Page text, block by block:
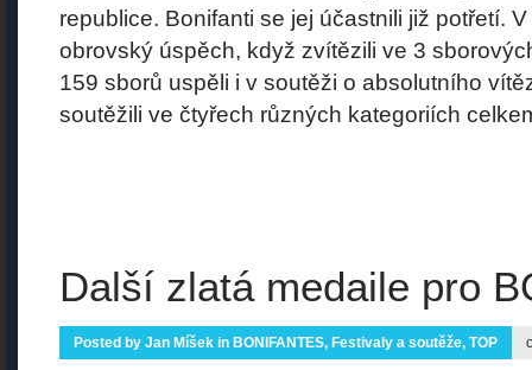
republice. Bonifanti se jej účastnili již potřetí.
obrovský úspěch, když zvítězili ve 3
159 sborů uspěli i v soutěži o absolutního
soutěžili ve čtyřech různých kategoriích
Další zlatá medaile pro
Posted by Jan Míšek in BONIFANTES, Festivaly a soutěže, TOP